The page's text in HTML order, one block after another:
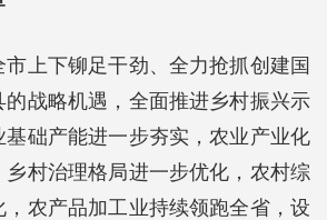
上下铆足干劲、全力抢抓创建国
的战略机遇，全面推进乡村振兴示
础产能进一步夯实，农业产业化
村治理格局进一步优化，农村综
农产品加工业持续领跑全省，设